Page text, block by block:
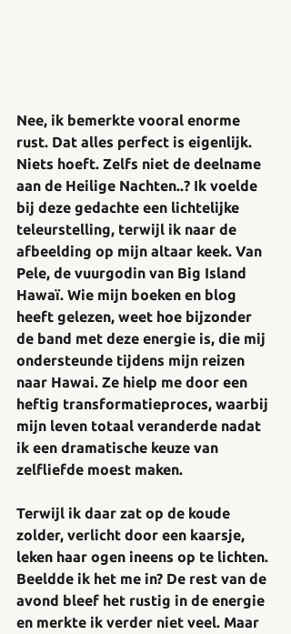
Nee, ik bemerkte vooral enorme
rust. Dat alles perfect is eigenlijk.
Niets hoeft. Zelfs niet de deelname
aan de Heilige Nachten..? Ik voelde
bij deze gedachte een lichtelijke
teleurstelling, terwijl ik naar de
afbeelding op mijn altaar keek. Van
Pele, de vuurgodin van Big Island
Hawaï. Wie mijn boeken en blog
heeft gelezen, weet hoe bijzonder
de band met deze energie is, die mij
ondersteunde tijdens mijn reizen
naar Hawai. Ze hielp me door een
heftig transformatieproces, waarbij
mijn leven totaal veranderde nadat
ik een dramatische keuze van
zelfliefde moest maken.
Terwijl ik daar zat op de koude
zolder, verlicht door een kaarsje,
leken haar ogen ineens op te lichten.
Beeldde ik het me in? De rest van de
avond bleef het rustig in de energie
en merkte ik verder niet veel. Maar